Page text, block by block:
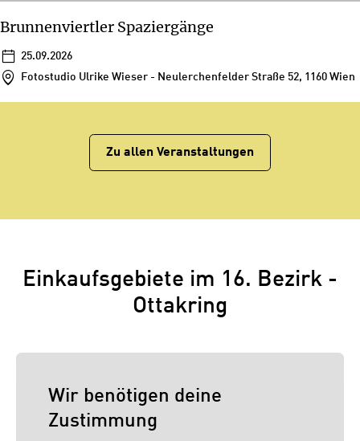
Brunnenviertler Spaziergänge
25.09.2026
Fotostudio Ulrike Wieser - Neulerchenfelder Straße 52, 1160 Wien
Zu allen Veranstaltungen
Einkaufsgebiete im 16. Bezirk -
Ottakring
Wir benötigen deine
Zustimmung